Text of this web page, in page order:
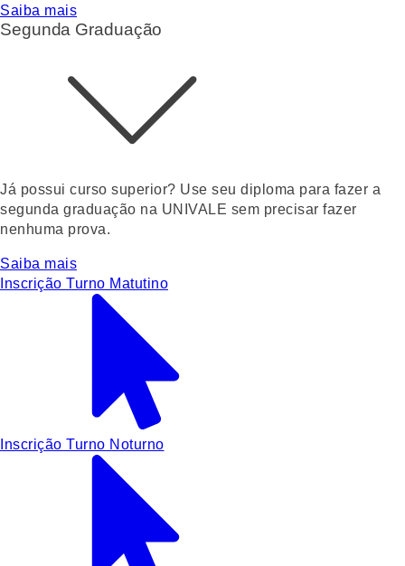
Saiba mais
Segunda Graduação
Já possui curso superior? Use seu diploma para fazer a
segunda graduação na UNIVALE sem precisar fazer
nenhuma prova.
Saiba mais
Inscrição Turno Matutino
Inscrição Turno Noturno